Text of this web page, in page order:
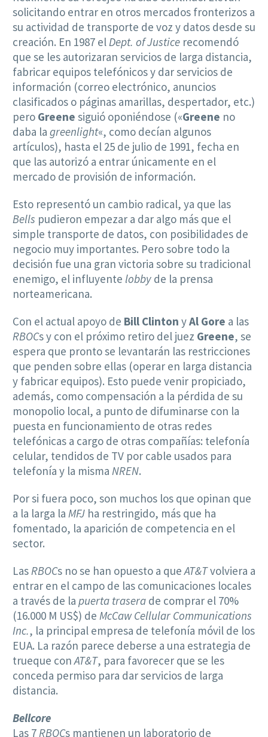
solicitando entrar en otros mercados fronterizos a
su actividad de transporte de voz y datos desde su
creación. En 1987 elDept. of Justice recomendó
que se les autorizaran servicios de larga distancia,
fabricar equipos telefónicos y dar servicios de
información (correo electrónico, anuncios
clasificados o páginas amarillas, despertador, etc.)
pero Greene siguió oponiéndose («Greene no
daba la greenlight«, como decían algunos
artículos), hasta el 25 de julio de 1991, fecha en
que las autorizó a entrar únicamente en el
mercado de provisión de información.
Esto representó un cambio radical, ya que las
Bells pudieron empezar a dar algo más que el
simple transporte de datos, con posibilidades de
negocio muy importantes. Pero sobre todo la
decisión fue una gran victoria sobre su tradicional
enemigo, el influyente lobby de la prensa
norteamericana.
Con el actual apoyo de Bill Clinton yAl Gore a las
RBOCs y con el próximo retiro del juez Greene, se
espera que pronto se levantarán las restricciones
que penden sobre ellas (operar en larga distancia
y fabricar equipos). Esto puede venir propiciado,
además, como compensación a la pérdida de su
monopolio local, a punto de difuminarse con la
puesta en funcionamiento de otras redes
telefónicas a cargo de otras compañías: telefonía
celular, tendidos de TV por cable usados para
telefonía y la misma NREN.
Por si fuera poco, son muchos los que opinan que
a la larga la MFJ ha restringido, más que ha
fomentado, la aparición de competencia en el
sector.
LasRBOCs no se han opuesto a queAT&Tvolviera a
entrar en el campo de las comunicaciones locales
a través de la puerta trasera de comprar el 70%
(16.000 M US$) de McCaw Cellular Communications
Inc., la principal empresa de telefonía móvil de los
EUA. La razón parece deberse a una estrategia de
trueque conAT&T, para favorecer que se les
conceda permiso para dar servicios de larga
distancia.
Bellcore
Las 7 RBOCs mantienen un laboratorio de